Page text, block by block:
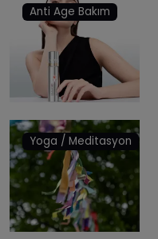
Anti Age Bakım
Yoga / Meditasyon